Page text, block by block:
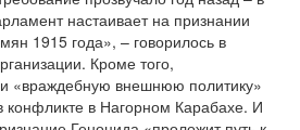
настаивает на признании
1915 года», – говорилось в
Кроме того,
«враждебную внешнюю политику»
конфликте в Нагорном Карабахе. И